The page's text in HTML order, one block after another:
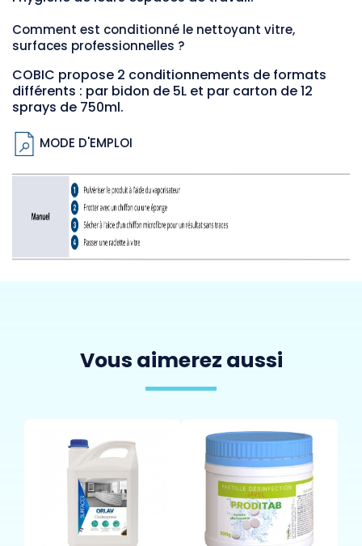
Comment est conditionné le nettoyant vitre,
surfaces professionnelles ?
COBIC propose 2 conditionnements de formats
différents : par bidon de 5L et par carton de 12
sprays de 750ml.
MODE D'EMPLOI
Vous aimerez aussi